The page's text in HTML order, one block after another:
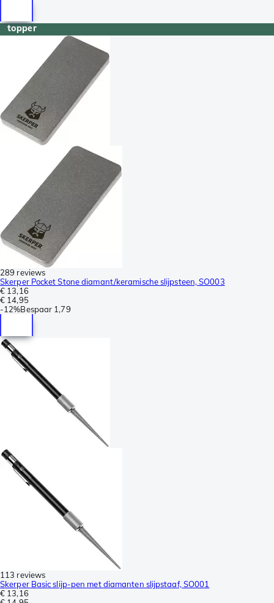
topper
289 reviews
Skerper Pocket Stone diamant/keramische slijpsteen, SO003
€ 13,16
€ 14,95
-12%Bespaar 1,79
113 reviews
Skerper Basic slijp-pen met diamanten slijpstaaf, SO001
€ 13,16